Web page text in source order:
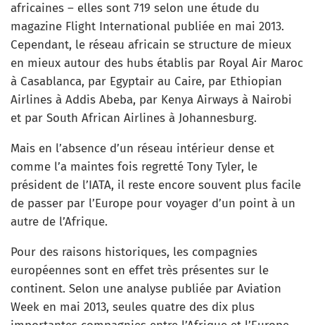
africaines – elles sont 719 selon une étude du
magazine Flight International publiée en mai 2013.
Cependant, le réseau africain se structure de mieux
en mieux autour des hubs établis par Royal Air Maroc
à Casablanca, par Egyptair au Caire, par Ethiopian
Airlines à Addis Abeba, par Kenya Airways à Nairobi
et par South African Airlines à Johannesburg.
Mais en l’absence d’un réseau intérieur dense et
comme l’a maintes fois regretté Tony Tyler, le
président de l’IATA, il reste encore souvent plus facile
de passer par l’Europe pour voyager d’un point à un
autre de l’Afrique.
Pour des raisons historiques, les compagnies
européennes sont en effet très présentes sur le
continent. Selon une analyse publiée par Aviation
Week en mai 2013, seules quatre des dix plus